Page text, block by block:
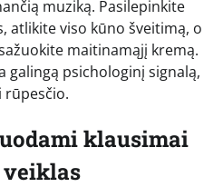
muziką. Pasilepinkite
atlikite viso kūno šveitimą, o
maitinamąjį kremą.
galingą psichologinį signalą,
rūpesčio.
klausimai